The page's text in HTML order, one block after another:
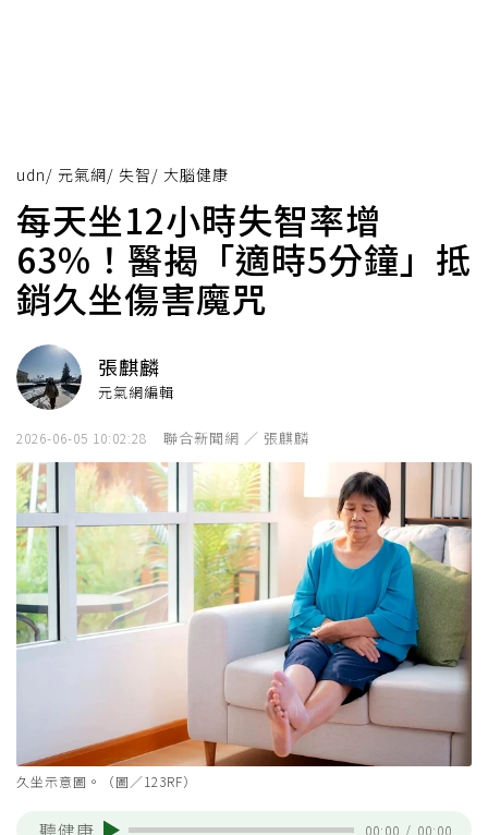
udn/ 元氣網/ 失智/ 大腦健康
每天坐12小時失智率增
63%！醫揭「適時5分鐘」抵
銷久坐傷害魔咒
張麒麟
元氣網編輯
2026-06-05 10:02:28 聯合新聞網 ／ 張麒麟
久坐示意圖。（圖／123RF）
00:00 / 00:00